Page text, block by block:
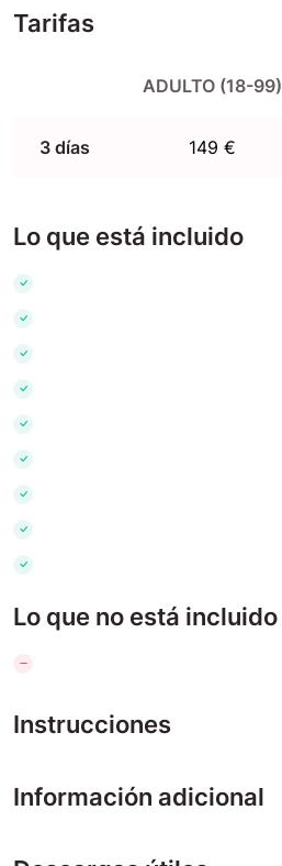
Tarifas
ADULTO (18-99)
3 días 149 €
Lo que está incluido
Lo que no está incluido
Instrucciones
Información adicional